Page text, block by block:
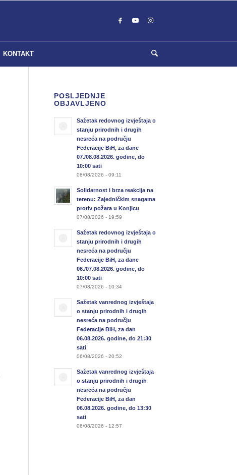
KONTAKT
POSLJEDNJE
OBJAVLJENO
Sažetak redovnog izvještaja o
stanju prirodnih i drugih
nesreća na području
Federacije BiH, za dane
07./08.08.2026. godine, do
10:00 sati
08/08/2026 - 09:11
Solidarnost i brza reakcija na
terenu: Zajedničkim snagama
protiv požara u Konjicu
07/08/2026 - 19:59
Sažetak redovnog izvještaja o
stanju prirodnih i drugih
nesreća na području
Federacije BiH, za dane
06./07.08.2026. godine, do
10:00 sati
07/08/2026 - 10:34
Sažetak vanrednog izvještaja
o stanju prirodnih i drugih
nesreća na području
Federacije BiH, za dan
06.08.2026. godine, do 21:30
sati
06/08/2026 - 20:52
Sažetak vanrednog izvještaja
o stanju prirodnih i drugih
nesreća na području
Federacije BiH, za dan
06.08.2026. godine, do 13:30
sati
06/08/2026 - 12:57